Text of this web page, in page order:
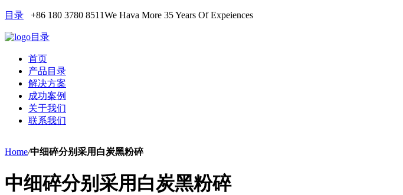
目录 +86 180 3780 8511We Hava More 35 Years Of Expeiences
目录
首页
产品目录
解决方案
成功案例
关于我们
联系我们
Home/中细碎分别采用白炭黑粉碎
中细碎分别采用白炭黑粉碎